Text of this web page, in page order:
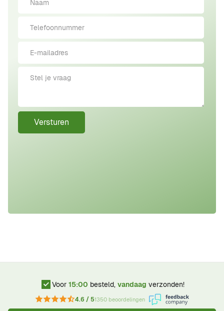
Versturen
Voor 15:00 besteld, vandaag verzonden!
4.6 / 51350 beoordelingen